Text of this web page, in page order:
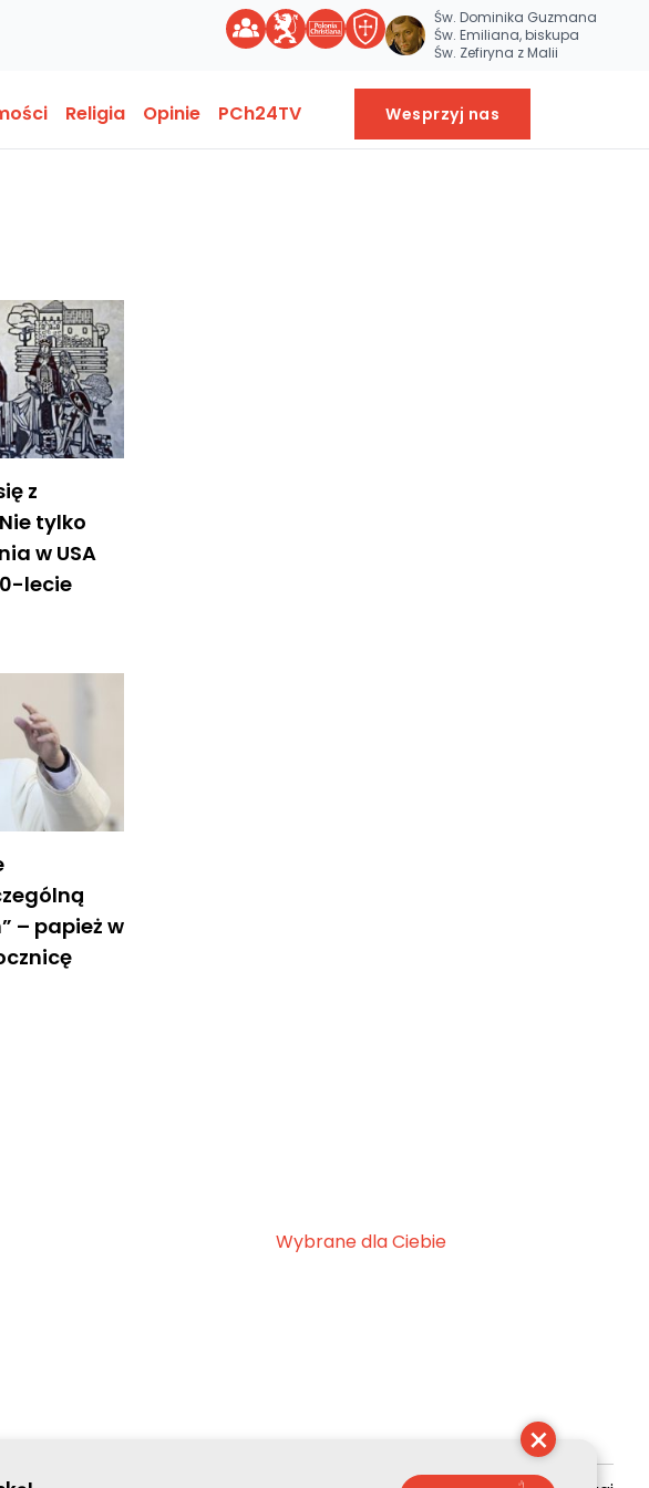
Św. Dominika Guzmana
Św. Emiliana, biskupa
Św. Zefiryna z Malii
Religia Opinie PCh24TV Wesprzyj nas
z
tylko
w USA
lecie
– papież w
Wybrane dla Ciebie
×